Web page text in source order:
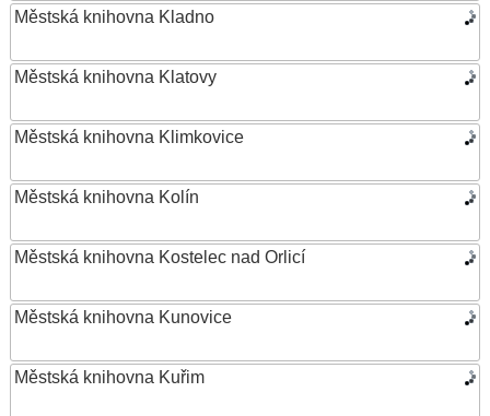
Městská knihovna Kladno
Městská knihovna Klatovy
Městská knihovna Klimkovice
Městská knihovna Kolín
Městská knihovna Kostelec nad Orlicí
Městská knihovna Kunovice
Městská knihovna Kuřim